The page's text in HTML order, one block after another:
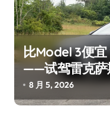
比Model 3便
——试驾雷克萨
8 月 5, 2026